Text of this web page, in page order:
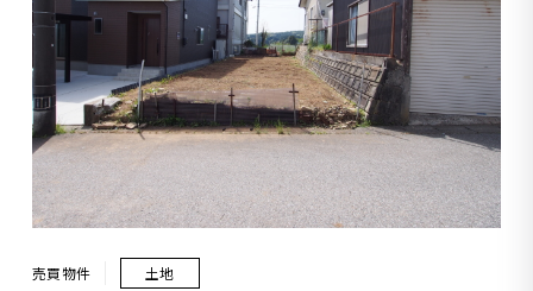
売買物件 土地